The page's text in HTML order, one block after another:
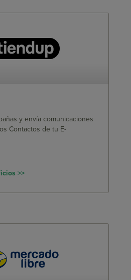
y envía comunicaciones
Contactos de tu E-
>>